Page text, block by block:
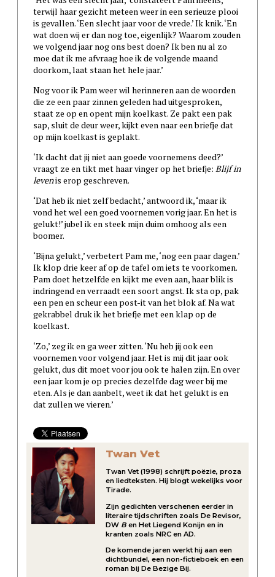
terwijl haar gezicht meteen weer in een serieuze plooi
is gevallen. ‘Een slecht jaar voor de vrede.’ Ik knik. ‘En
wat doen wij er dan nog toe, eigenlijk? Waarom zouden
we volgend jaar nog ons best doen? Ik ben nu al zo
moe dat ik me afvraag hoe ik de volgende maand
doorkom, laat staan het hele jaar.’
Nog voor ik Pam weer wil herinneren aan de woorden
die ze een paar zinnen geleden had uitgesproken,
staat ze op en opent mijn koelkast. Ze pakt een pak
sap, sluit de deur weer, kijkt even naar een briefje dat
op mijn koelkast is geplakt.
‘Ik dacht dat jij niet aan goede voornemens deed?’
vraagt ze en tikt met haar vinger op het briefje: Blijf in
levenis erop geschreven.
‘Dat heb ik niet zelf bedacht,’ antwoord ik, ‘maar ik
vond het wel een goed voornemen vorig jaar. En het is
gelukt!’ jubel ik en steek mijn duim omhoog als een
boomer.
‘Bijna gelukt,’ verbetert Pam me, ‘nog een paar dagen.’
Ik klop drie keer af op de tafel om iets te voorkomen.
Pam doet hetzelfde en kijkt me even aan, haar blik is
indringend en verraadt een soort angst. Ik sta op, pak
een pen en scheur een post-it van het blok af. Na wat
gekrabbel druk ik het briefje met een klap op de
koelkast.
‘Zo,’ zeg ik en ga weer zitten. ‘Nu heb jij ook een
voornemen voor volgend jaar. Het is mij dit jaar ook
gelukt, dus dit moet voor jou ook te halen zijn. En over
een jaar kom je op precies dezelfde dag weer bij me
eten. Als je dan aanbelt, weet ik dat het gelukt is en
dat zullen we vieren.’
Twan Vet
Twan Vet (1998) schrijft poëzie, proza
en liedteksten. Hij blogt wekelijks voor
Tirade.
Zijn gedichten verschenen eerder in
literaire tijdschriften zoals De Revisor,
DW Ben Het Liegend Konijn en in
kranten zoals NRC en AD.
De komende jaren werkt hij aan een
dichtbundel, een non-fictieboek en een
roman bij De Bezige Bij.